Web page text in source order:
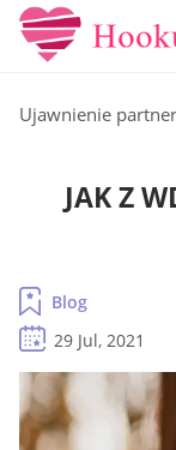
Ujawnienie
JAK Z
Blog
29 Jul, 2021